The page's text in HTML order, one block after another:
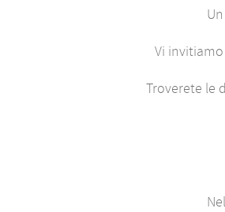
Vi
Troverete le